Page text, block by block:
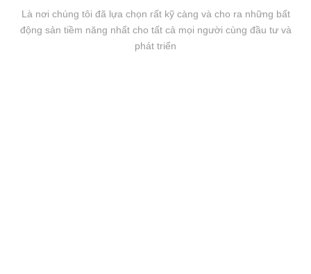
Là nơi chúng tôi đã lựa chọn rất kỹ càng và cho ra những bất
động sản tiềm năng nhất cho tất cả mọi người cùng đầu tư và
phát triển